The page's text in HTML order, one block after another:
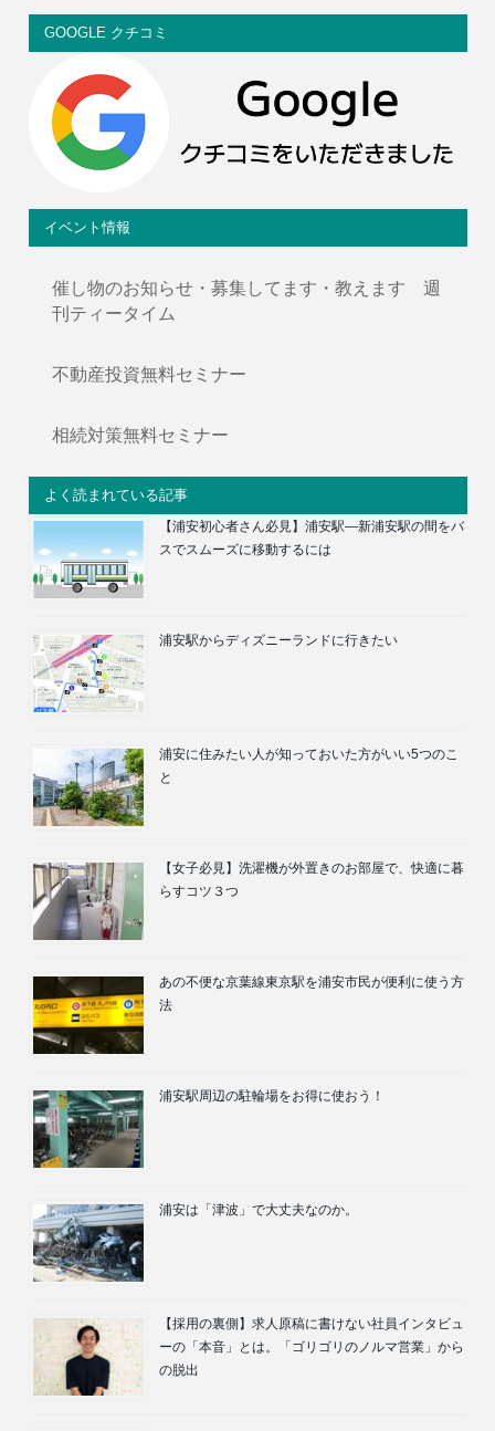
GOOGLE クチコミ
イベント情報
催し物のお知らせ・募集してます・教えます 週
刊ティータイム
不動産投資無料セミナー
相続対策無料セミナー
よく読まれている記事
【浦安初心者さん必見】浦安駅―新浦安駅の間をバ
スでスムーズに移動するには
浦安駅からディズニーランドに行きたい
浦安に住みたい人が知っておいた方がいい5つのこ
と
【女子必見】洗濯機が外置きのお部屋で、快適に暮
らすコツ３つ
あの不便な京葉線東京駅を浦安市民が便利に使う方
法
浦安駅周辺の駐輪場をお得に使おう！
浦安は「津波」で大丈夫なのか。
【採用の裏側】求人原稿に書けない社員インタビュ
ーの「本音」とは。「ゴリゴリのノルマ営業」から
の脱出